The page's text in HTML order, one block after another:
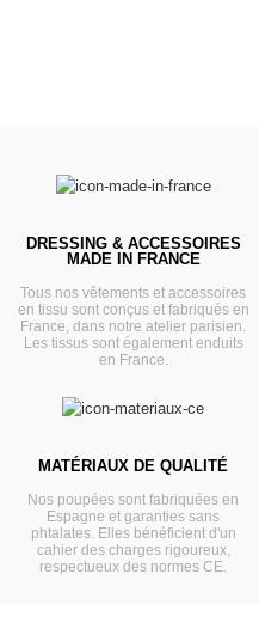
DRESSING & ACCESSOIRES
MADE IN FRANCE
Tous nos vêtements et accessoires
en tissu sont conçus et fabriqués en
France, dans notre atelier parisien.
Les tissus sont également enduits
en France.
MATÉRIAUX DE QUALITÉ
Nos poupées sont fabriquées en
Espagne et garanties sans
phtalates. Elles bénéficient d'un
cahier des charges rigoureux,
respectueux des normes CE.